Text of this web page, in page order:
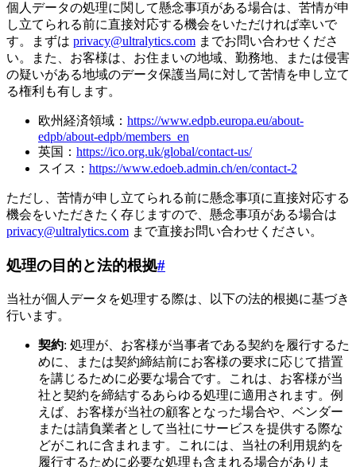
個人データの処理に関して懸念事項がある場合は、苦情が申
し立てられる前に直接対応する機会をいただければ幸いで
す。まずは privacy@ultralytics.com までお問い合わせくださ
い。また、お客様は、お住まいの地域、勤務地、または侵害
の疑いがある地域のデータ保護当局に対して苦情を申し立て
る権利も有します。
欧州経済領域： https://www.edpb.europa.eu/about-
edpb/about-edpb/members_en
英国： https://ico.org.uk/global/contact-us/
スイス： https://www.edoeb.admin.ch/en/contact-2
ただし、苦情が申し立てられる前に懸念事項に直接対応する
機会をいただきたく存じますので、懸念事項がある場合は
privacy@ultralytics.com まで直接お問い合わせください。
処理の目的と法的根拠#
当社が個人データを処理する際は、以下の法的根拠に基づき
行います。
契約: 処理が、お客様が当事者である契約を履行するた
めに、または契約締結前にお客様の要求に応じて措置
を講じるために必要な場合です。これは、お客様が当
社と契約を締結するあらゆる処理に適用されます。例
えば、お客様が当社の顧客となった場合や、ベンダー
または請負業者として当社にサービスを提供する際な
どがこれに含まれます。これには、当社の利用規約を
履行するために必要な処理も含まれる場合がありま